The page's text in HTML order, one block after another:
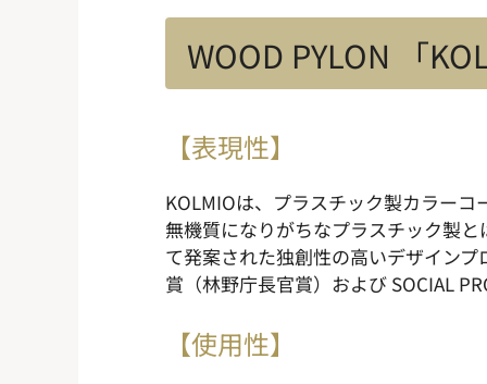
WOOD PYLON 「
【表現性】
KOLMIOは、プラスチック製カラー
無機質になりがちなプラスチック製
て発案された独創性の高いデザインプ
賞（林野庁長官賞）および SOCIAL
【使用性】